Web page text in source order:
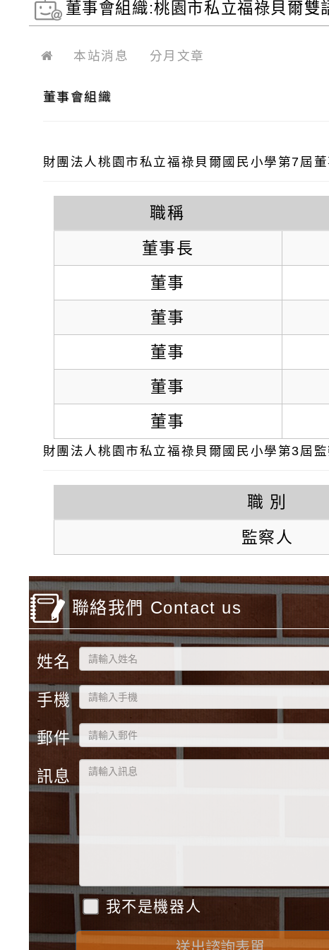
董事會組織:桃園市私立福祿貝爾雙
本站消息 分月文章
董事會組織
財團法人桃園市私立福祿貝爾國民小學第7屆
職稱
董事長
董事
董事
董事
董事
董事
財團法人桃園市私立福祿貝爾國民小學第3屆
職 別
監察人
聯絡我們 Contact us
姓名
手機
郵件
訊息
我不是機器人